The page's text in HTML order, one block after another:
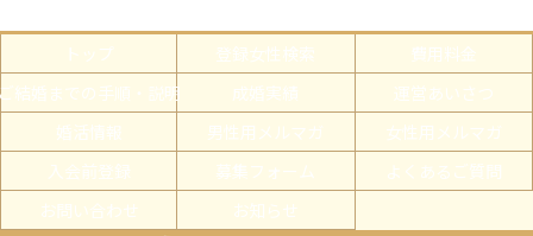
トップ 登録女性検索
費用料金
結婚までの手順・説明
成婚実績
運営あいさつ
婚活情報
男性用メルマガ
女性用メルマガ
入会前登録
募集フォーム
よくあるご質問
お問い合わせ
お知らせ